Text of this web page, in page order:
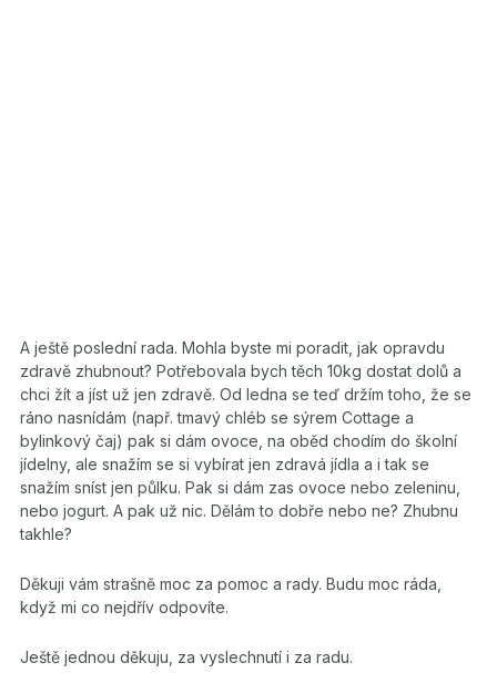
A ještě poslední rada. Mohla byste mi poradit, jak opravdu
zdravě zhubnout? Potřebovala bych těch 10kg dostat dolů a
chci žít a jíst už jen zdravě. Od ledna se teď držím toho, že se
ráno nasnídám (např. tmavý chléb se sýrem Cottage a
bylinkový čaj) pak si dám ovoce, na oběd chodím do školní
jídelny, ale snažím se si vybírat jen zdravá jídla a i tak se
snažím sníst jen půlku. Pak si dám zas ovoce nebo zeleninu,
nebo jogurt. A pak už nic. Dělám to dobře nebo ne? Zhubnu
takhle?
Děkuji vám strašně moc za pomoc a rady. Budu moc ráda,
když mi co nejdřív odpovíte.
Ještě jednou děkuju, za vyslechnutí i za radu.